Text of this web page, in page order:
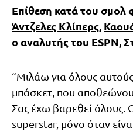
Επίθεση κατά του
Άντζελες Κλίπερς,
ο αναλυτής του ESPN,
“Μιλάω για όλους
μπάσκετ, που
Σας έχω βαρεθεί όλους.
superstar, μόνο όταν